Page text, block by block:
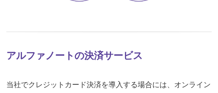
アルファノートの決済サービス
当社でクレジットカード決済を導入する場合には、オンライン